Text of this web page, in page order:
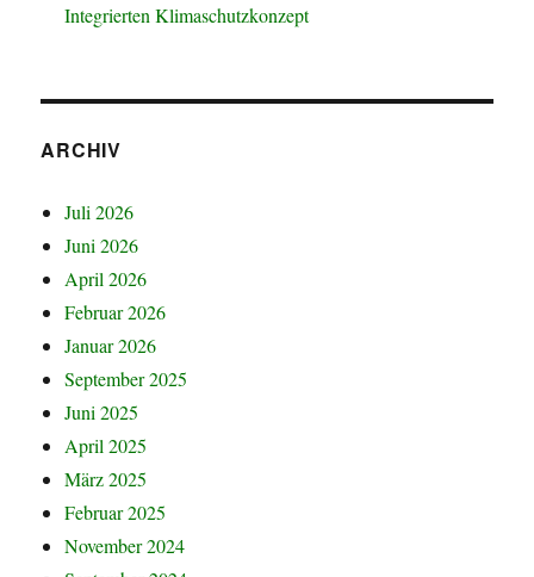
Integrierten Klimaschutzkonzept
ARCHIV
Juli 2026
Juni 2026
April 2026
Februar 2026
Januar 2026
September 2025
Juni 2025
April 2025
März 2025
Februar 2025
November 2024